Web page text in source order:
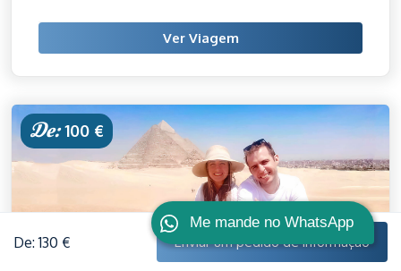
Me mande no WhatsApp
Ver Viagem
De:100 €
De: 130 € Enviar um pedido de informação